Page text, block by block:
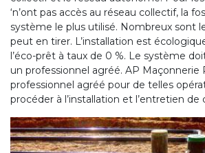
‘n’ont pas accès au réseau collectif, la
système le plus utilisé. Nombreux sont
peut en tirer. L’installation est
l’éco-prêt à taux de 0 %. Le système
un professionnel agréé. AP Maçonnerie
professionnel agréé pour de telles
procéder à l’installation et l’entretien de